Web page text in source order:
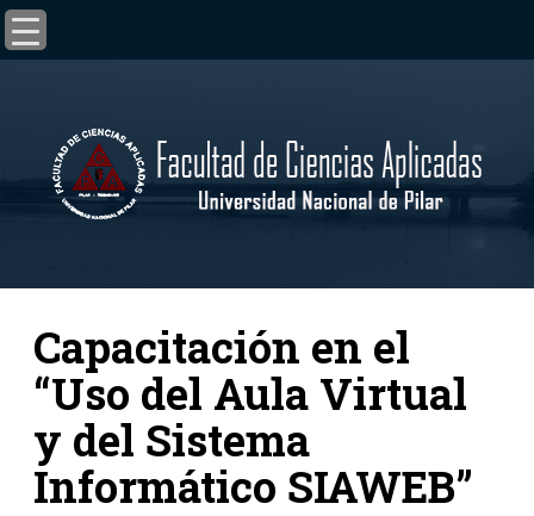
Capacitación en el
“Uso del Aula Virtual
y del Sistema
Informático SIAWEB”